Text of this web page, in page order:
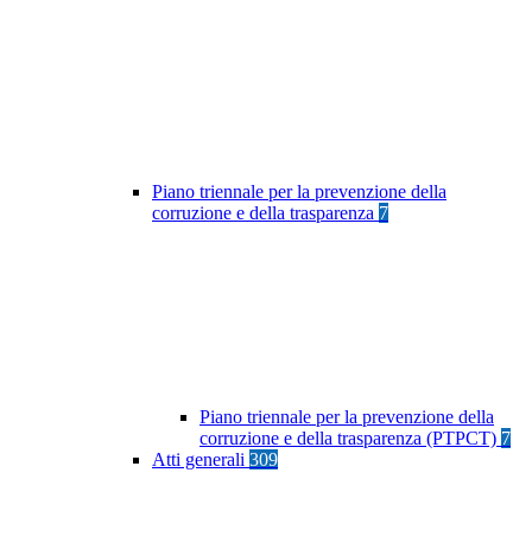
Piano triennale per la prevenzione della
corruzione e della trasparenza 7
Piano triennale per la prevenzione della
corruzione e della trasparenza (PTPCT) 7
Atti generali 309